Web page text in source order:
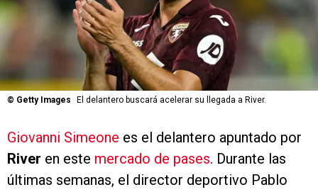
© Getty Images El delantero buscará acelerar su llegada a River.
Giovanni Simeone es el delantero apuntado por
River en este mercado de pases. Durante las
últimas semanas, el director deportivo Pablo